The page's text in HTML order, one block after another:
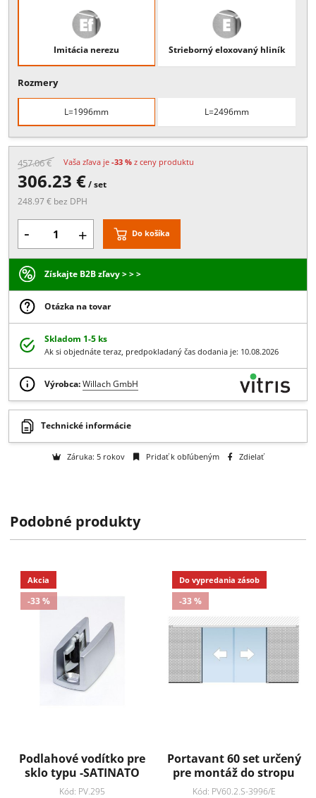
Povrchové úpravy
Imitácia nerezu Strieborný eloxovaný hliník
Rozmery
L=1996mm
457.06 €
306.23 €/ set
248.97 € bez DPH
- +
Získajte B2B zľavy > > >
Skladom 1-5 ks
Ak si objednáte teraz, predpokladaný čas dodania je: 10.08.2026
Pridať k obľúbeným
Podobné produkty
Akcia
-33 %
Podlahové vodítko pre
sklo typu -SATINATO
Kód: PV.295
Do vypredania zásob
-33 %
Portavant 60 set určený
pre montáž do stropu
Kód: PV60.2.S-3996/E